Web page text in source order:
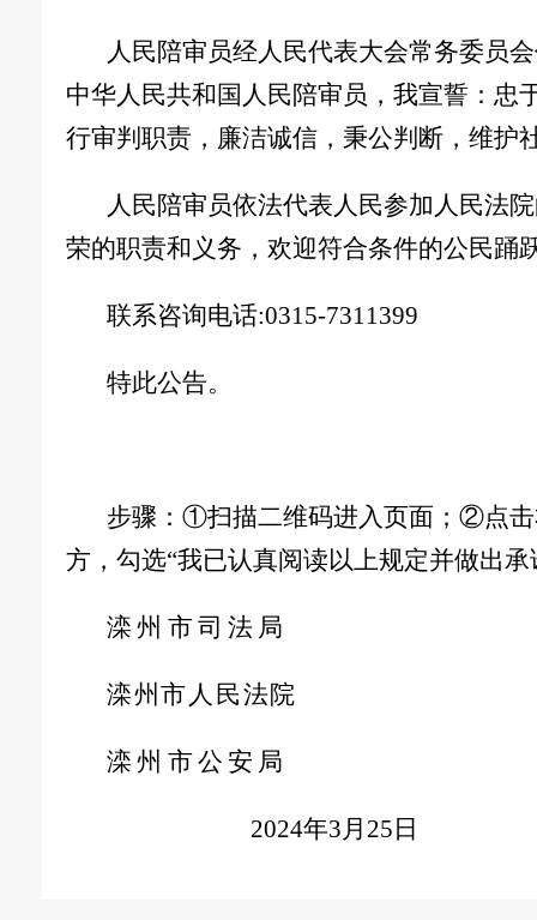
人民陪审员经人民代表大会常务委员
中华人民共和国人民陪审员 ， 我宣誓 ： 忠
行审判职责 ， 廉洁诚信 ， 秉公判断 ， 维护
人民陪审员依法代表人民参加人民法
荣的职责和义务 ， 欢迎符合条件的公民踊
联系咨询电话:0315-7311399
特此公告。
步骤：①扫描二维码进入页面；②点
方，勾选“我已认真阅读以上规定并做出
滦州市司法 局
滦州市 人民法院
滦州市公安 局
2024年3月25日